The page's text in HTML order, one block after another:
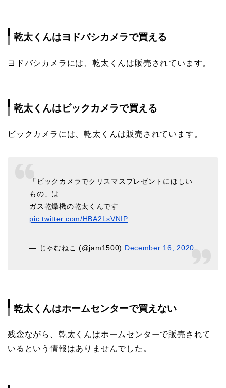
乾太くんはヨドバシカメラで買える
ヨドバシカメラには、乾太くんは販売されています。
乾太くんはビックカメラで買える
ビックカメラには、乾太くんは販売されています。
「ビックカメラでクリスマスプレゼントにほしい
もの」は
ガス乾燥機の乾太くんです
pic.twitter.com/HBA2LsVNIP
— じゃむねこ (@jam1500) December 16, 2020
乾太くんはホームセンターで買えない
残念ながら、乾太くんはホームセンターで販売されて
いるという情報はありませんでした。